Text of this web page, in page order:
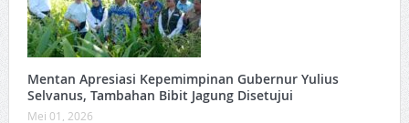
Mentan Apresiasi Kepemimpinan Gubernur Yulius
Selvanus, Tambahan Bibit Jagung Disetujui
Mei 01, 2026